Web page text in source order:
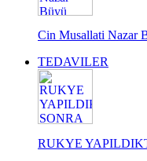
Cin Musallati Nazar
TEDAVILER
RUKYE